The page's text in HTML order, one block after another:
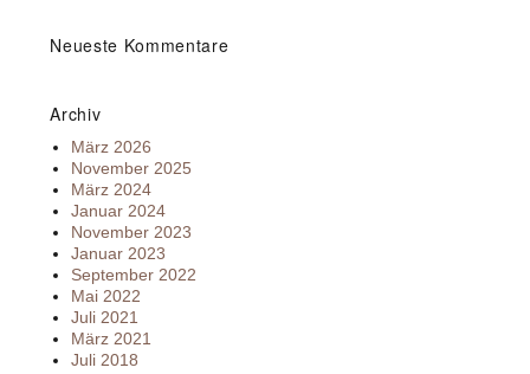
Neueste Kommentare
Archiv
März 2026
November 2025
März 2024
Januar 2024
November 2023
Januar 2023
September 2022
Mai 2022
Juli 2021
März 2021
Juli 2018